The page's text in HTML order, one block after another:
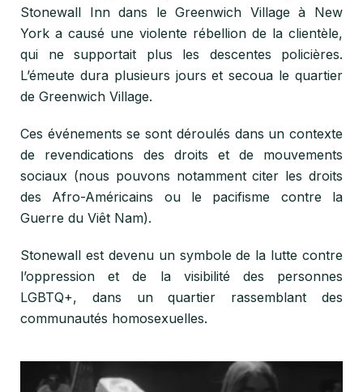
Stonewall Inn dans le Greenwich Village à New
York a causé une violente rébellion de la clientèle,
qui ne supportait plus les descentes policières.
L’émeute dura plusieurs jours et secoua le quartier
de Greenwich Village.
Ces événements se sont déroulés dans un contexte
de revendications des droits et de mouvements
sociaux (nous pouvons notamment citer les droits
des Afro-Américains ou le pacifisme contre la
Guerre du Viêt Nam).
Stonewall est devenu un symbole de la lutte contre
l’oppression et de la visibilité des personnes
LGBTQ+, dans un quartier rassemblant des
communautés homosexuelles.